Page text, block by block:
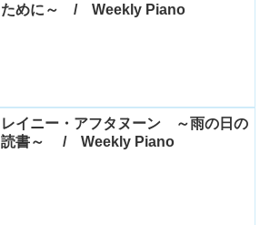
ために～ / Weekly Piano
レイニー・アフタヌーン ～雨の日の
読書～ / Weekly Piano